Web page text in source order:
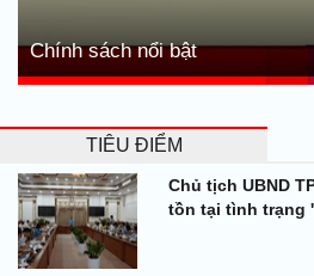
Chính sách nổi bật
TIÊU ĐIỂM
Chủ tịch UBND
tồn tại tình trạng